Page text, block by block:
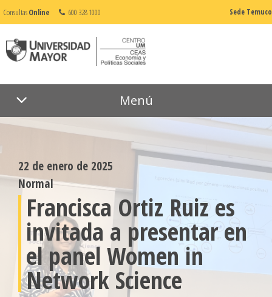
ConsultasOnline 600 328 1000 Sede Temuco
Menú
22 de enero de 2025
Normal
Francisca Ortiz Ruiz es
invitada a presentar en
el panel Women in
Network Science